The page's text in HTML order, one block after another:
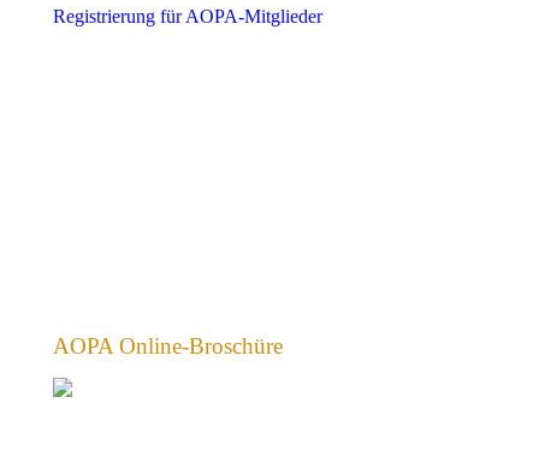
Registrierung für AOPA-Mitglieder
AOPA Online-Broschüre